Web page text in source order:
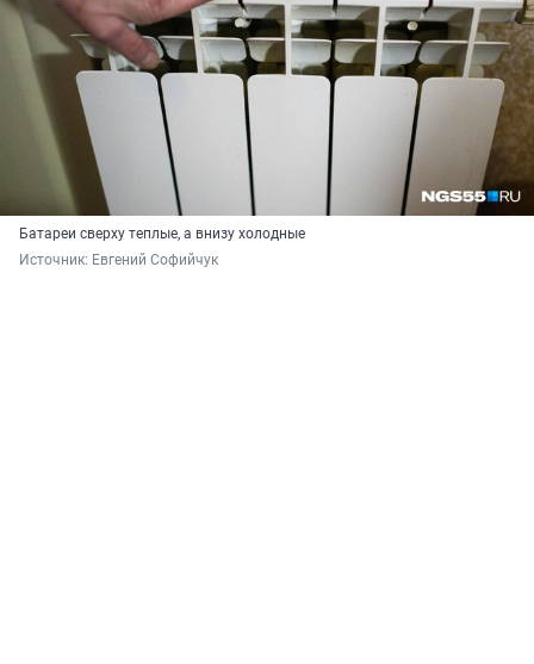
Батареи сверху теплые, а внизу холодные
Источник: Евгений Софийчук